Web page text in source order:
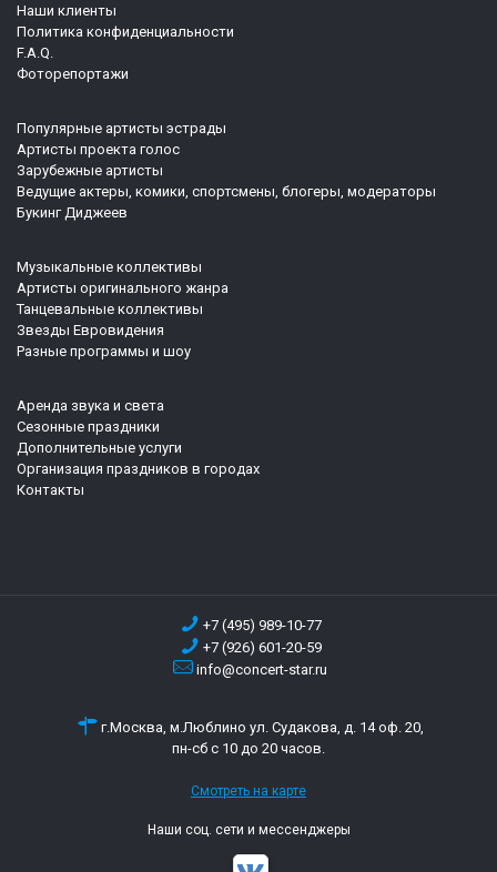
Наши клиенты
Политика конфиденциальности
F.A.Q.
Фоторепортажи
Популярные артисты эстрады
Артисты проекта голос
Зарубежные артисты
Ведущие актеры, комики, спортсмены, блогеры, модераторы
Букинг Диджеев
Музыкальные коллективы
Артисты оригинального жанра
Танцевальные коллективы
Звезды Евровидения
Разные программы и шоу
Аренда звука и света
Сезонные праздники
Дополнительные услуги
Организация праздников в городах
Контакты
+7 (495) 989-10-77
+7 (926) 601-20-59
info@concert-star.ru
г.Москва, м.Люблино ул. Судакова, д. 14 оф. 20,
пн-сб с 10 до 20 часов.
Смотреть на карте
Наши соц. сети и мессенджеры